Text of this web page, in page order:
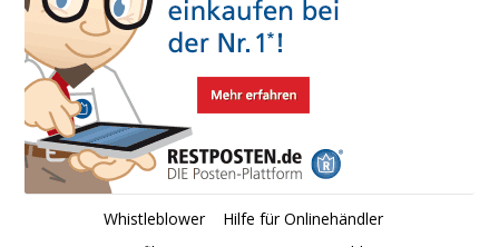
Whistleblower
Hilfe für Onlinehändler